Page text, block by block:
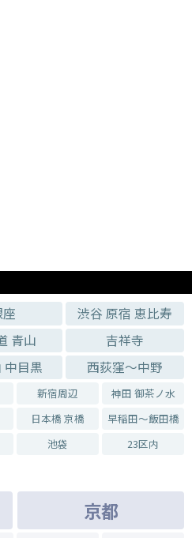
座
渋谷 原宿 恵比寿
青山
吉祥寺
中目黒
西荻窪～中野
新宿周辺
神田 御茶ノ水
日本橋 京橋
早稲田～飯田橋
池袋
23区内
京都